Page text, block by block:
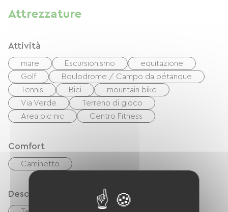
Attrezzature
Attività
mare Escursionismo
equitazione
Golf
Boulodrome / Campo da pétanque
Tennis
Bici
mountain bike
Via Verde
Terreno di gioco
Area pic-nic
Centro Fitness
Comfort
Caminetto
Descrizione